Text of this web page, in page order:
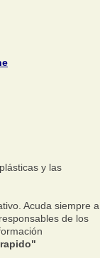
y las
Acuda siempre a
de los